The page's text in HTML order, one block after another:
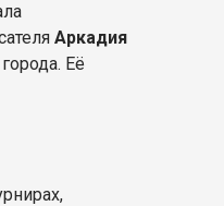
Аркадия
Её